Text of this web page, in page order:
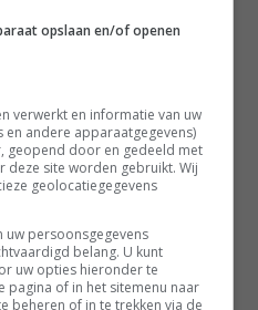
.
Brett Heard
Kevin
, Gerry Mendicino,
,Patrick
,Shane Daly,Marina
,Jonathan Cuthill
,Meredith
.
opslaan en/of openen
verwerkt en informatie van uw
en andere apparaatgegevens)
geopend door en gedeeld met
site worden gebruikt. Wij
geolocatiegegevens
uw persoonsgegevens
belang. U kunt
uw opties hieronder te
pagina of in het sitemenu naar
beheren of in te trekken via de